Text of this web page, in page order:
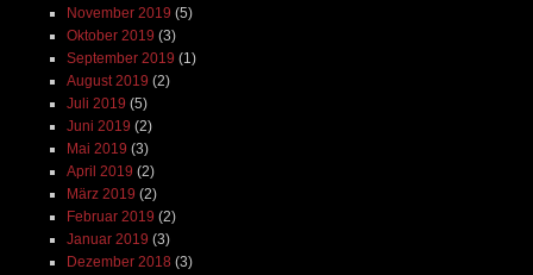
November 2019 (5)
Oktober 2019 (3)
September 2019 (1)
August 2019 (2)
Juli 2019 (5)
Juni 2019 (2)
Mai 2019 (3)
April 2019 (2)
März 2019 (2)
Februar 2019 (2)
Januar 2019 (3)
Dezember 2018 (3)